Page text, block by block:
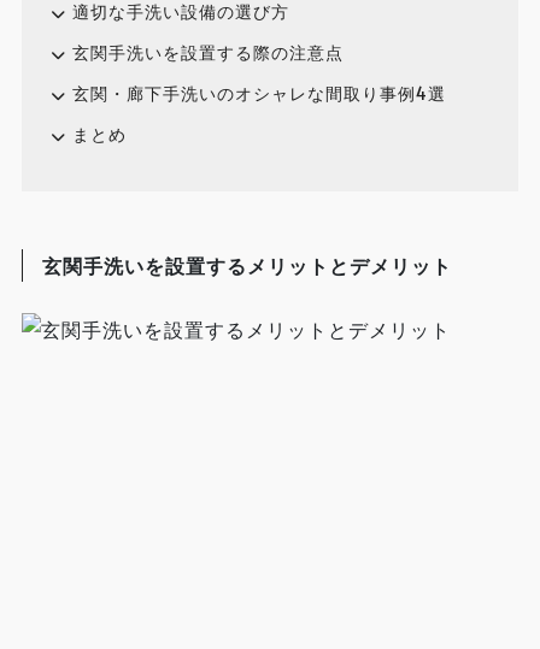
適切な手洗い設備の選び方
玄関手洗いを設置する際の注意点
玄関・廊下手洗いのオシャレな間取り事例4選
まとめ
玄関手洗いを設置するメリットとデメリット